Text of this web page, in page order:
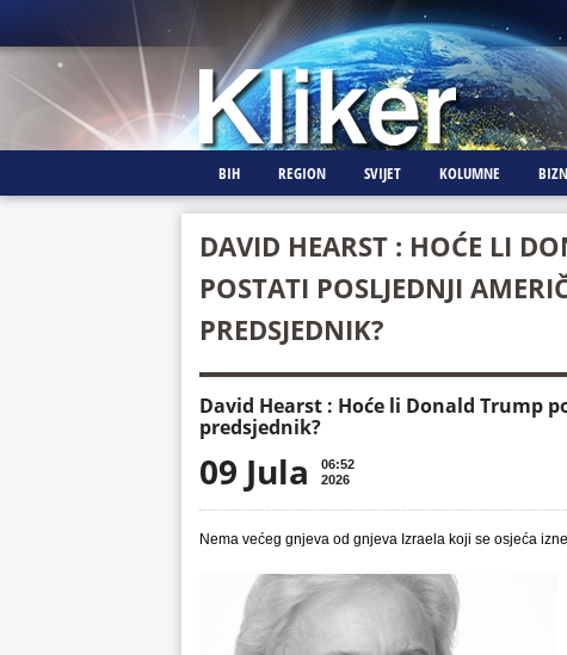
BIH REGION SVIJET KOLUMNE
DAVID HEARST : HOĆE LI
POSTATI POSLJEDNJI
PREDSJEDNIK?
David Hearst : Hoće li Donald Trump
predsjednik?
09 Jula
06:52
2026
Nema većeg gnjeva od gnjeva Izraela koji se osjeća